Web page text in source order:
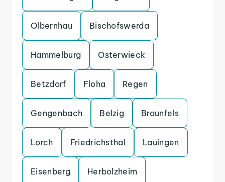
Olbernhau Bischofswerda
Hammelburg Osterwieck
Betzdorf Floha Regen
Gengenbach Belzig Braunfels
Lorch Friedrichsthal Lauingen
Eisenberg Herbolzheim